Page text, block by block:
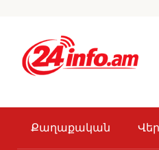
Քաղաքական